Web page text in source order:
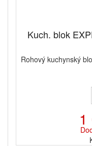
Kuch. blok
Rohový kuchynský